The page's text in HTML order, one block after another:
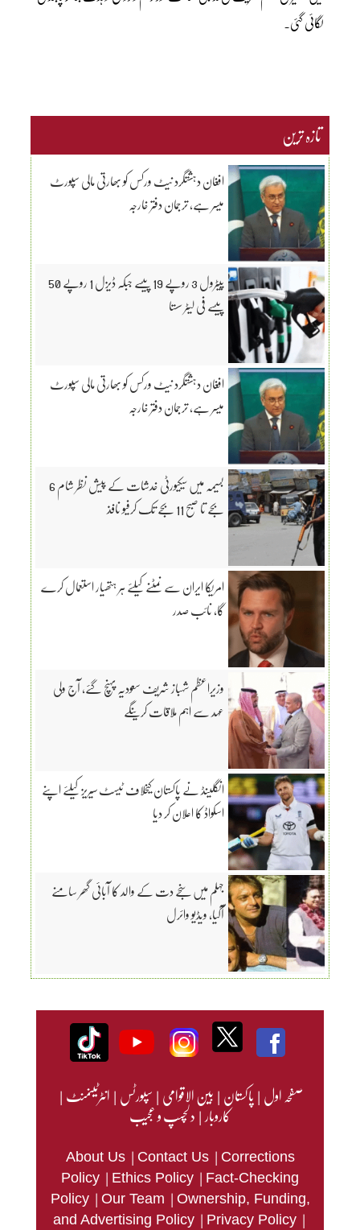
لگائی گئی۔
تازہ ترین
افغان دہشتگرد نیٹ ورکس کو بھارتی مالی سپورٹ
میسر ہے، ترجمان دفتر خارجہ
پیٹرول 3 روپے 19 پیسے جبکہ ڈیزل 1 روپے 50
پیسے فی لیٹر سستا
افغان دہشتگرد نیٹ ورکس کو بھارتی مالی سپورٹ
میسر ہے، ترجمان دفتر خارجہ
بسیمہ میں سیکیورٹی خدشات کے پیش نظر شام 6
بجے تا صبح 11 بجے تک کرفیو نافذ
امریکا ایران سے نمٹنے کیلئے ہر ہتھیار استعمال کرے
گا، نائب صدر
وزیراعظم شہباز شریف سعودیہ پہنچ گئے، آج ولی
عہد سے اہم ملاقات کرینگے
انگلینڈ نے پاکستان کیخلاف ٹیسٹ سیریز کیلئے اپنے
اسکواڈ کا اعلان کر دیا
جہلم میں سنجے دت کے والد کا آبائی گھر سامنے
آگیا، ویڈیو وائرل
صفحہ اول|پاکستان|بین الاقوامی|سپورٹس|انٹرٹینمنٹ|
کاروبار|دلچسپ و عجیب
About Us | Contact Us | Corrections
Policy | Ethics Policy | Fact-Checking
Policy | Our Team | Ownership, Funding,
and Advertising Policy | Privacy Policy |